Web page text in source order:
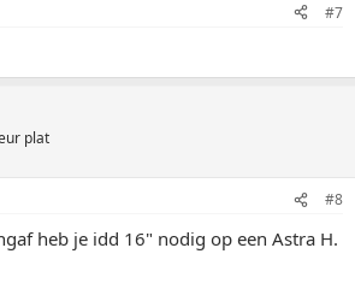
#7
plat
#8
heb je idd 16" nodig op een Astra H.